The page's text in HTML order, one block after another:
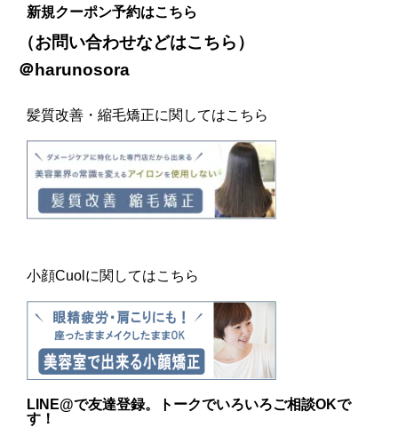
新規クーポン予約はこちら
（お問い合わせなどはこちら ）
＠harunosora
髪質改善・縮毛矯正に関してはこちら
小顔Cuolに関してはこちら
LINE@で友達登録。トークでいろいろご相談OKで
す！